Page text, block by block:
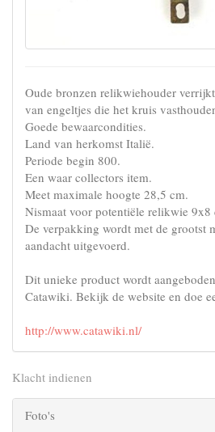
Oude bronzen relikwiehouder
van engeltjes die het kruis
Goede bewaarcondities.
Land van herkomst Italië.
Periode begin 800.
Een waar collectors item.
Meet maximale hoogte 28,5 cm.
Nismaat voor potentiële relikwie 9x8
De verpakking wordt met de grootst
aandacht uitgevoerd.
Dit unieke product wordt
Catawiki. Bekijk de website en doe
http://www.catawiki.nl/
Klacht indienen
Foto's